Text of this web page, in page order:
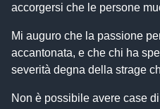
accorgersi che le persone
Mi auguro che la passione
accantonata, e che chi ha
severità degna della strage
Non è possibile avere case